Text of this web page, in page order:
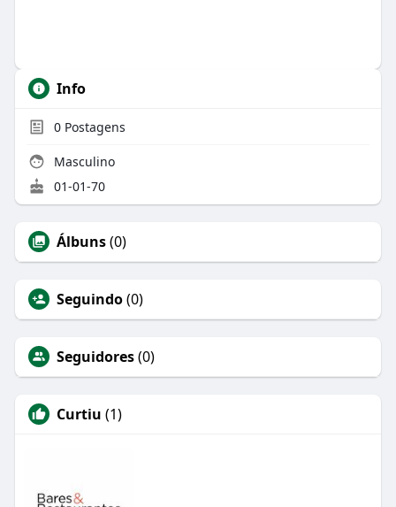
Info
0Postagens
Masculino
01-01-70
Álbuns(0)
Seguindo(0)
Seguidores(0)
Curtiu (1)